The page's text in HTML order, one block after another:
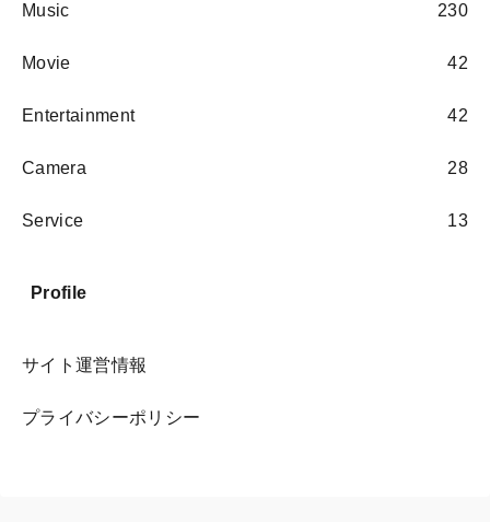
Music 230
Movie 42
Entertainment 42
Camera 28
Service 13
Profile
サイト運営情報
プライバシーポリシー